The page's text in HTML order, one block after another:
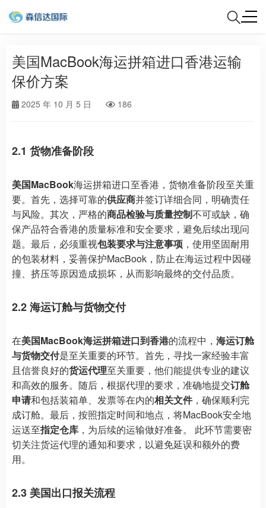
美国MacBook海运拼箱进口香港运输
保价方案
2025 年 10 月 5 日 186
2.1 货物准备阶段
美国MacBook海运拼箱进口至香港，货物准备阶段至关重
要。首先，选择可靠的供应商并签订详细合同，明确责任
与风险。其次，严格的商品检验与质量控制不可或缺，确
保产品符合香港的质量标准和安全要求，避免后续出现问
题。最后，必须重视包装要求与注意事项 ，使用坚固耐用
的包装材料，妥善保护MacBook，防止在海运过程中因碰
撞、挤压等原因造成损坏，从而影响最终的交付品质。
2.2 海运订舱与货物交付
在美国MacBook海运拼箱进口到香港的流程中， 海运订舱
与货物交付是至关重要的环节。首先，寻找一家经验丰富
且信誉良好的货运代理至关重要，他们能提供专业的建议
和高效的服务。随后，根据代理的要求，准确地提交订舱
申请和包括装箱单、发票等在内的相关文件，确保顺利完
成订舱。最后，按照指定时间和地点，将MacBook安全地
运送至指定仓库 ，为后续的运输做好准备。 此环节需要密
切关注货运代理的通知和要求，以避免延误和额外的费
用。
2.3 美国出口报关流程